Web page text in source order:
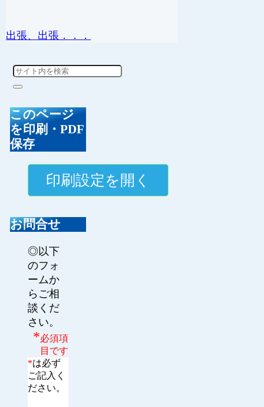
出張、出張．．．
このページ
を印刷・PDF
保存
お問合せ
◎以下
のフォ
ームか
らご相
談くだ
さい。
*必須項
目です
*は必ず
ご記入く
ださい。